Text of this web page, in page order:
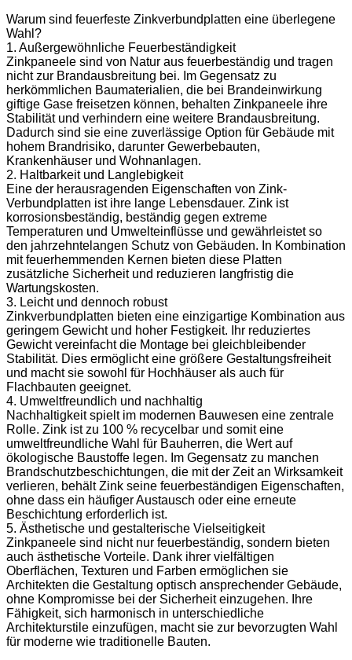
Warum sind feuerfeste Zinkverbundplatten eine überlegene
Wahl?
1. Außergewöhnliche Feuerbeständigkeit
Zinkpaneele sind von Natur aus feuerbeständig und tragen
nicht zur Brandausbreitung bei. Im Gegensatz zu
herkömmlichen Baumaterialien, die bei Brandeinwirkung
giftige Gase freisetzen können, behalten Zinkpaneele ihre
Stabilität und verhindern eine weitere Brandausbreitung.
Dadurch sind sie eine zuverlässige Option für Gebäude mit
hohem Brandrisiko, darunter Gewerbebauten,
Krankenhäuser und Wohnanlagen.
2. Haltbarkeit und Langlebigkeit
Eine der herausragenden Eigenschaften von Zink-
Verbundplatten ist ihre lange Lebensdauer. Zink ist
korrosionsbeständig, beständig gegen extreme
Temperaturen und Umwelteinflüsse und gewährleistet so
den jahrzehntelangen Schutz von Gebäuden. In Kombination
mit feuerhemmenden Kernen bieten diese Platten
zusätzliche Sicherheit und reduzieren langfristig die
Wartungskosten.
3. Leicht und dennoch robust
Zinkverbundplatten bieten eine einzigartige Kombination aus
geringem Gewicht und hoher Festigkeit. Ihr reduziertes
Gewicht vereinfacht die Montage bei gleichbleibender
Stabilität. Dies ermöglicht eine größere Gestaltungsfreiheit
und macht sie sowohl für Hochhäuser als auch für
Flachbauten geeignet.
4. Umweltfreundlich und nachhaltig
Nachhaltigkeit spielt im modernen Bauwesen eine zentrale
Rolle. Zink ist zu 100 % recycelbar und somit eine
umweltfreundliche Wahl für Bauherren, die Wert auf
ökologische Baustoffe legen. Im Gegensatz zu manchen
Brandschutzbeschichtungen, die mit der Zeit an Wirksamkeit
verlieren, behält Zink seine feuerbeständigen Eigenschaften,
ohne dass ein häufiger Austausch oder eine erneute
Beschichtung erforderlich ist.
5. Ästhetische und gestalterische Vielseitigkeit
Zinkpaneele sind nicht nur feuerbeständig, sondern bieten
auch ästhetische Vorteile. Dank ihrer vielfältigen
Oberflächen, Texturen und Farben ermöglichen sie
Architekten die Gestaltung optisch ansprechender Gebäude,
ohne Kompromisse bei der Sicherheit einzugehen. Ihre
Fähigkeit, sich harmonisch in unterschiedliche
Architekturstile einzufügen, macht sie zur bevorzugten Wahl
für moderne wie traditionelle Bauten.